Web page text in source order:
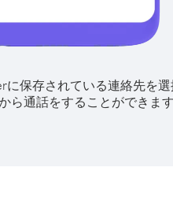
に保存されている連絡先を選
ら通話をすることができます